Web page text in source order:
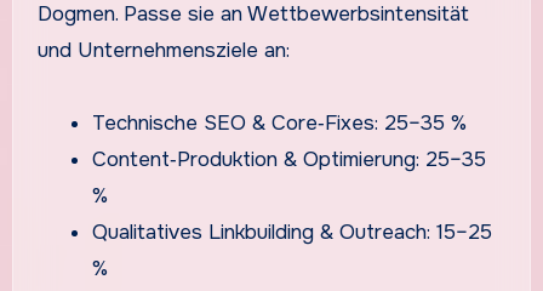
Dogmen. Passe sie an Wettbewerbsintensität
und Unternehmensziele an:
Technische SEO & Core‑Fixes: 25–35 %
Content‑Produktion & Optimierung: 25–35
%
Qualitatives Linkbuilding & Outreach: 15–25
%